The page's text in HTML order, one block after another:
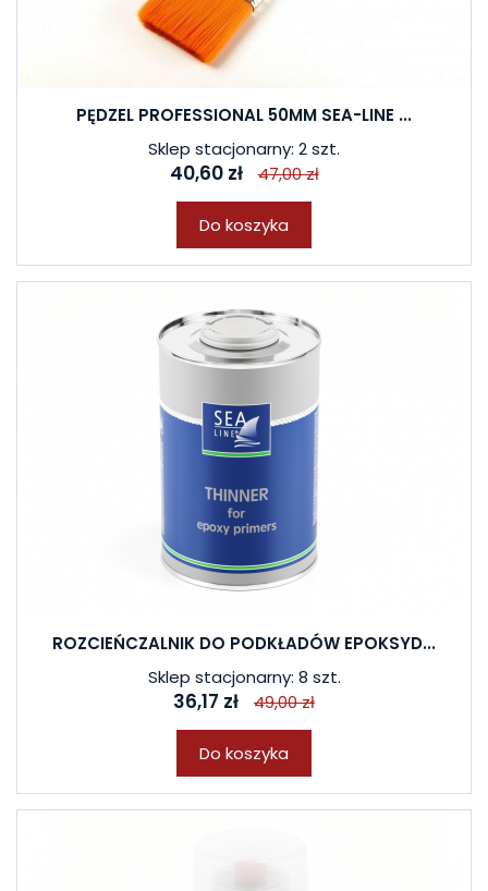
PĘDZEL PROFESSIONAL 50MM SEA-LINE ...
Sklep stacjonarny: 2 szt.
40,60 zł 47,00 zł
Do koszyka
ROZCIEŃCZALNIK DO PODKŁADÓW EPOKSYD...
Sklep stacjonarny: 8 szt.
36,17 zł 49,00 zł
Do koszyka